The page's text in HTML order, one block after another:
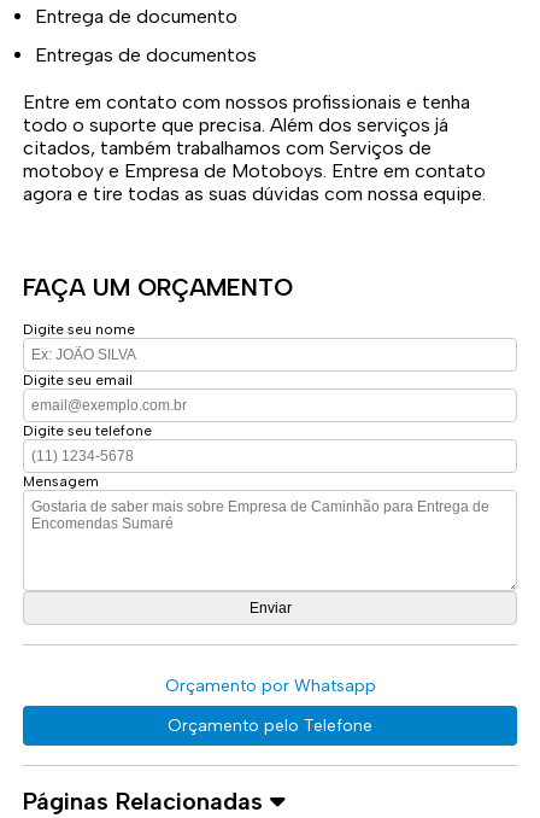
Entrega de documento
Entregas de documentos
Entre em contato com nossos profissionais e tenha
todo o suporte que precisa. Além dos serviços já
citados, também trabalhamos com Serviços de
motoboy e Empresa de Motoboys. Entre em contato
agora e tire todas as suas dúvidas com nossa equipe.
FAÇA UM ORÇAMENTO
Digite seu nome
Digite seu email
Digite seu telefone
Mensagem
Orçamento por Whatsapp
Orçamento pelo Telefone
Páginas Relacionadas